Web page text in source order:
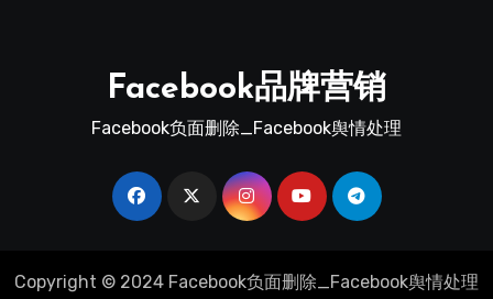
Facebook品牌营销
Facebook负面删除_Facebook舆情处理
Copyright © 2024 Facebook负面删除_Facebook舆情处理